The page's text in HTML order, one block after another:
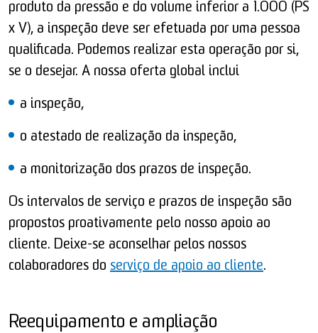
produto da pressão e do volume inferior a 1.000 (PS
x V), a inspeção deve ser efetuada por uma pessoa
qualificada. Podemos realizar esta operação por si,
se o desejar. A nossa oferta global inclui
a inspeção,
o atestado de realização da inspeção,
a monitorização dos prazos de inspeção.
Os intervalos de serviço e prazos de inspeção são
propostos proativamente pelo nosso apoio ao
cliente. Deixe-se aconselhar pelos nossos
colaboradores do serviço de apoio ao cliente.
Reequipamento e ampliação